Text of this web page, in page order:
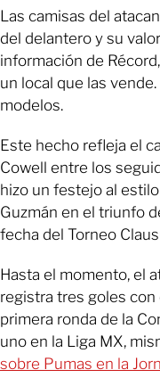
Las camisas del
del delantero y su
información de
un local que las
modelos.
Este hecho refleja el
Cowell entre los
hizo un festejo al
Guzmán en el triunfo
fecha del Torneo
Hasta el momento, el
registra tres goles con
primera ronda de la
uno en la Liga MX,
sobre Pumas en la